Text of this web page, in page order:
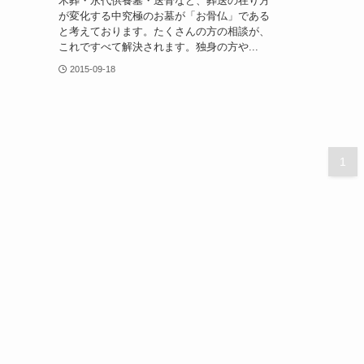
が変化する中究極のお墓が「お骨仏」である
と考えております。たくさんの方の相談が、
これですべて解決されます。独身の方や...
2015-09-18
1